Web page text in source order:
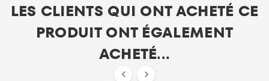
LES CLIENTS QUI ONT ACHETÉ CE
PRODUIT ONT ÉGALEMENT
ACHETÉ...
 